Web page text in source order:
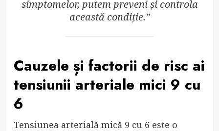
simptomelor, putem preveni și controla
această condiție.”
Cauzele și factorii de risc ai
tensiunii arteriale mici 9 cu
6
Tensiunea arterială mică 9 cu 6 este o